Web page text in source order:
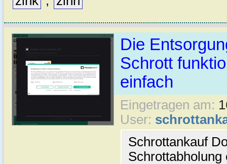
Die
Schrott
einfach
Eingetragen am:
User:
Schrottankauf